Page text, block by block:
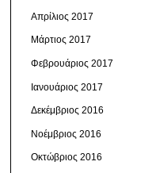
Απρίλιος 2017
Μάρτιος 2017
Φεβρουάριος 2017
Ιανουάριος 2017
Δεκέμβριος 2016
Νοέμβριος 2016
Οκτώβριος 2016